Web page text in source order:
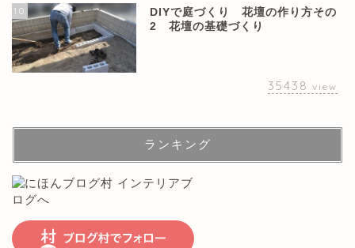
10
DIYで庭づくり 花壇の作り方その
2 花壇の基礎づくり
35438 view
ランキング